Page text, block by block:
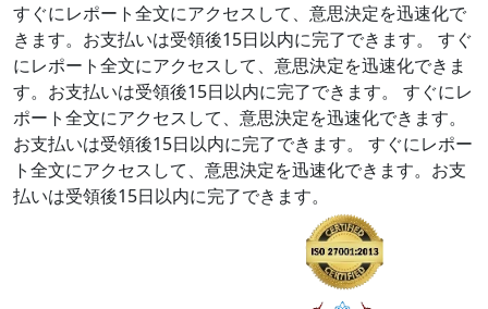
すぐにレポート全文にアクセスして、意思決定を迅速化で
きます。お支払いは受領後15日以内に完了できます。
すぐ
にレポート全文にアクセスして、意思決定を迅速化できま
す。お支払いは受領後15日以内に完了できます。
すぐにレ
ポート全文にアクセスして、意思決定を迅速化できます。
お支払いは受領後15日以内に完了できます。
すぐにレポー
ト全文にアクセスして、意思決定を迅速化できます。お支
払いは受領後15日以内に完了できます。